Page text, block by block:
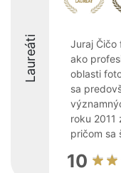
Laureáti
Juraj Čičo
ako
oblasti
sa
roku 2011
pričom sa
10